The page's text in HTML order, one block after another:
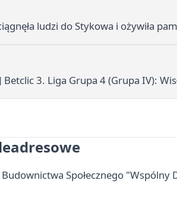
ludzi do Stykowa i ożywiła
3. Liga Grupa 4 (Grupa IV):
Społecznego "Wspólny